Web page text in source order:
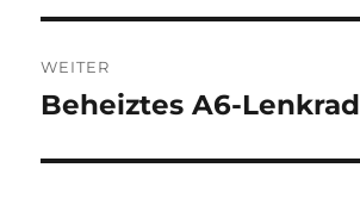
WEITER
Nächster
Beheiztes A6-Lenkrad